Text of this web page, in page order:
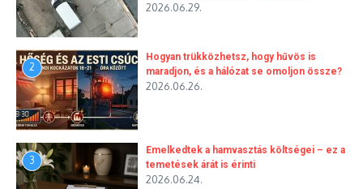
2026.06.29.
2
Hogyan trükközhetsz, hogy hűvös is
maradjon, és a hálózat se omoljon össze?
2026.06.26.
3
Emelkedtek a hamvasztás költségei – ez a
temetések árát is érinti
2026.06.24.